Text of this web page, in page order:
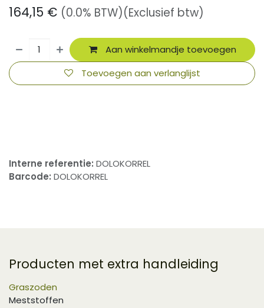
164,15 € (0.0% BTW)(Exclusief btw)
Aan winkelmandje toevoegen
Toevoegen aan verlanglijst
Interne referentie: DOLOKORREL
Barcode: DOLOKORREL
Producten met extra handleiding
Graszoden
Meststoffen